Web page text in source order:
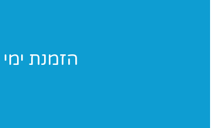
הזמנת ימי
יש לכם תחרות? הופעה? מעוניינים בצילומי